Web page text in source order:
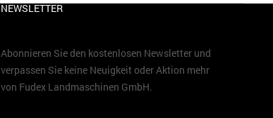
NEWSLETTER
Abonnieren Sie den kostenlosen Newsletter und
verpassen Sie keine Neuigkeit oder Aktion mehr
von Fudex Landmaschinen GmbH.